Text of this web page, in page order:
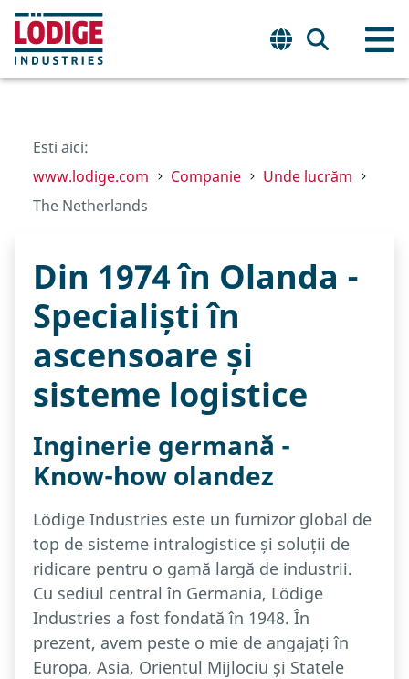
Esti aici:
www.lodige.com
Companie
Unde lucrăm
The Netherlands
Din 1974 în Olanda -
Specialiști în
ascensoare și
sisteme logistice
Inginerie germană -
Know-how olandez
Lödige Industries este un furnizor global de
top de sisteme intralogistice și soluții de
ridicare pentru o gamă largă de industrii.
Cu sediul central în Germania, Lödige
Industries a fost fondată în 1948. În
prezent, avem peste o mie de angajați în
Europa, Asia, Orientul Mijlociu și Statele